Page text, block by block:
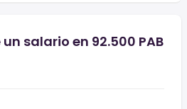
salario en 92.500 PAB